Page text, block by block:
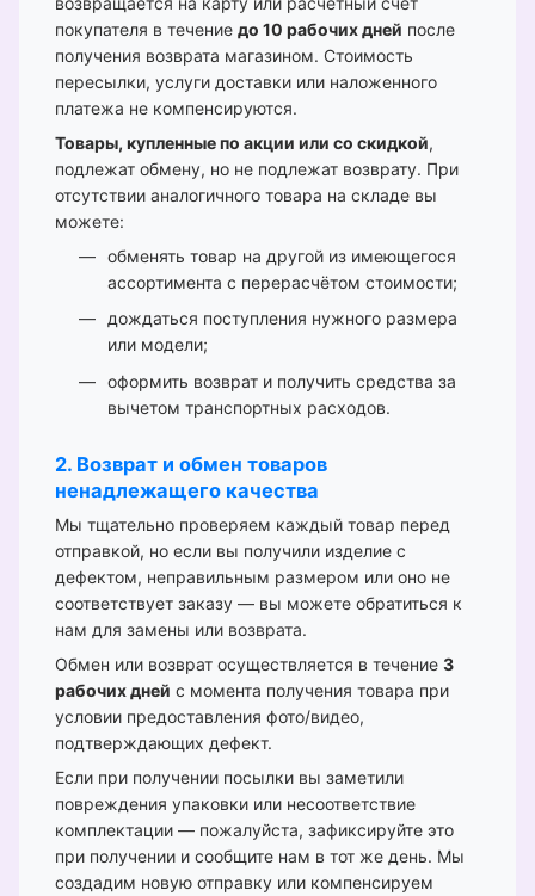
покупателя в течение до 10 рабочих дней после
получения возврата магазином. Стоимость
пересылки, услуги доставки или наложенного
платежа не компенсируются.
Товары, купленные по акции или со скидкой,
подлежат обмену, но не подлежат возврату. При
отсутствии аналогичного товара на складе вы
можете:
обменять товар на другой из имеющегося
ассортимента с перерасчётом стоимости;
дождаться поступления нужного размера
или модели;
оформить возврат и получить средства за
вычетом транспортных расходов.
2. Возврат и обмен товаров
ненадлежащего качества
Мы тщательно проверяем каждый товар перед
отправкой, но если вы получили изделие с
дефектом, неправильным размером или оно не
соответствует заказу — вы можете обратиться к
нам для замены или возврата.
Обмен или возврат осуществляется в течение 3
рабочих дней с момента получения товара при
условии предоставления фото/видео,
подтверждающих дефект.
Если при получении посылки вы заметили
повреждения упаковки или несоответствие
комплектации — пожалуйста, зафиксируйте это
при получении и сообщите нам в тот же день. Мы
создадим новую отправку или компенсируем